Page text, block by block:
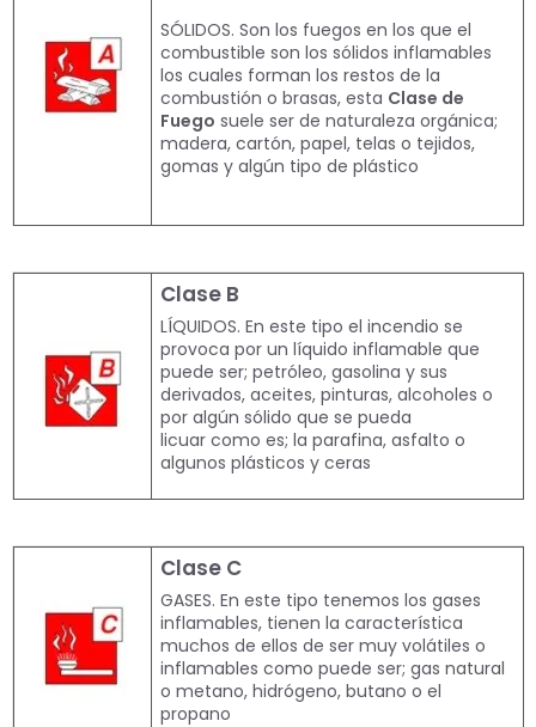
SÓLIDOS. Son los fuegos en los que el
combustible son los sólidos inflamables
los cuales forman los restos de la
combustión o brasas, esta Clase de
Fuego suele ser de naturaleza orgánica;
madera, cartón, papel, telas o tejidos,
gomas y algún tipo de plástico
Clase B
LÍQUIDOS. En este tipo el incendio se
provoca por un líquido inflamable que
puede ser; petróleo, gasolina y sus
derivados, aceites, pinturas, alcoholes o
por algún sólido que se pueda
licuar como es; la parafina, asfalto o
algunos plásticos y ceras
Clase C
GASES. En este tipo tenemos los gases
inflamables, tienen la característica
muchos de ellos de ser muy volátiles o
inflamables como puede ser; gas natural
o metano, hidrógeno, butano o el
propano